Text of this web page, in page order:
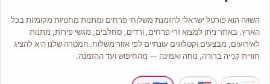
השווה הוא פורטל ישראלי להזמנת משלוחי פרחים ומתנות מחנויות מקומיות בכל
הארץ. באתר ניתן למצוא זרי פרחים, ורדים, סחלבים, מגשי פירות, מתנות
לאירועים, מבצעים וקטלוגים עונתיים לפי אזור משלוח. המטרה שלנו היא להציג
חוויית קנייה ברורה, נוחה ואמינה — מהחיפוש ועד ההזמנה.